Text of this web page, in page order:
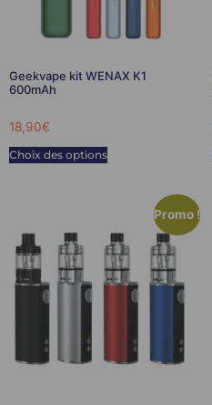
Geekvape kit WENAX K1
600mAh
18,90€
Choix des options
Promo !